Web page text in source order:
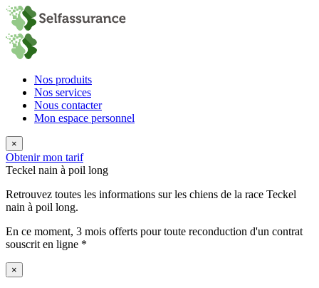
Nos produits
Nos services
Nous contacter
Mon espace personnel
×
Obtenir mon tarif
Teckel nain à poil long
Retrouvez toutes les informations sur les chiens de la race Teckel
nain à poil long.
En ce moment, 3 mois offerts pour toute reconduction d'un contrat
souscrit en ligne *
×